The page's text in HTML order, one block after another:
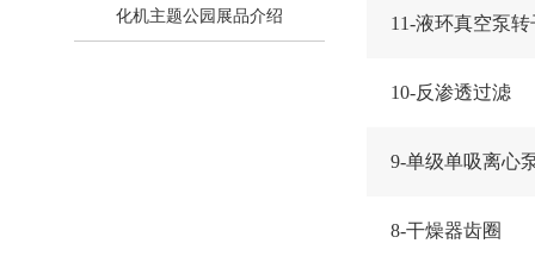
化机主题公园展品介绍 11-液环真空泵转
10-反渗透过滤
9-单级单吸离心
8-干燥器齿圈